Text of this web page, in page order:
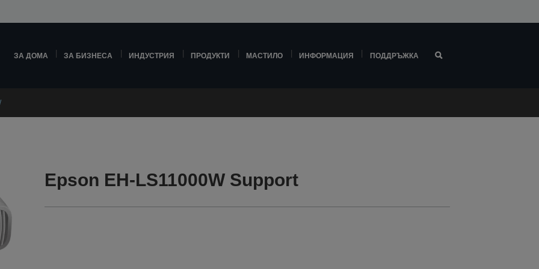
ЗА ДОМА ЗА БИЗНЕСА ИНДУСТРИЯ ПРОДУКТИ МАСТИЛО ИНФОРМАЦИЯ ПОДДРЪЖКА
Epson EH-LS11000W Support